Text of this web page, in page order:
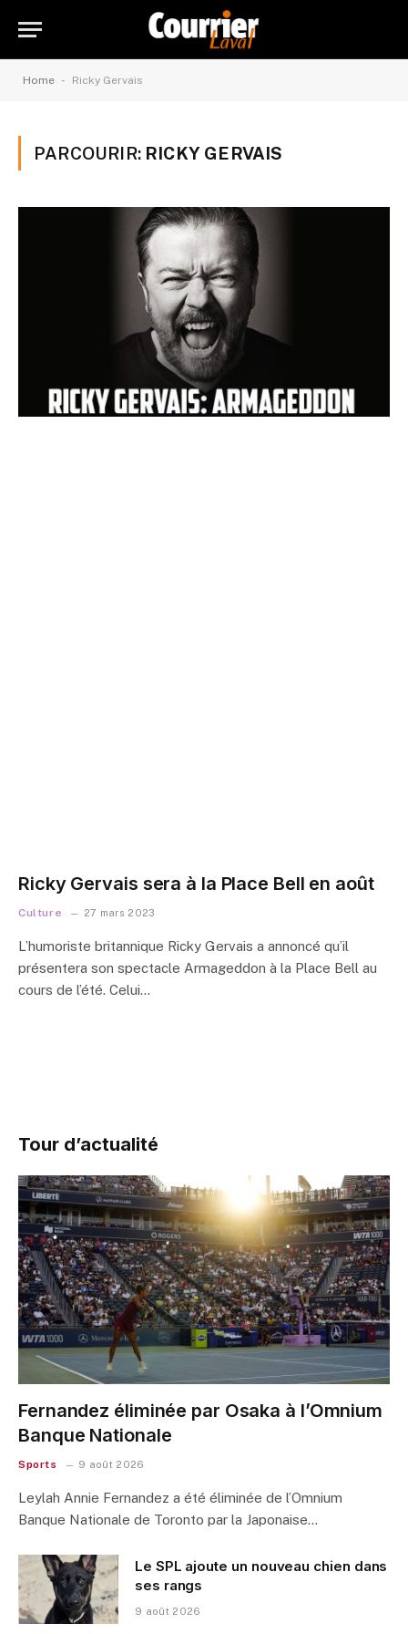
Home - Ricky Gervais
PARCOURIR: RICKY GERVAIS
Ricky Gervais sera à la Place Bell en août
Culture 27 mars 2023
L’humoriste britannique Ricky Gervais a annoncé qu’il
présentera son spectacle Armageddon à la Place Bell au
cours de l’été. Celui…
Tour d’actualité
Fernandez éliminée par Osaka à l’Omnium
Banque Nationale
Sports 9 août 2026
Leylah Annie Fernandez a été éliminée de l’Omnium
Banque Nationale de Toronto par la Japonaise…
Le SPL ajoute un nouveau chien dans
ses rangs
9 août 2026